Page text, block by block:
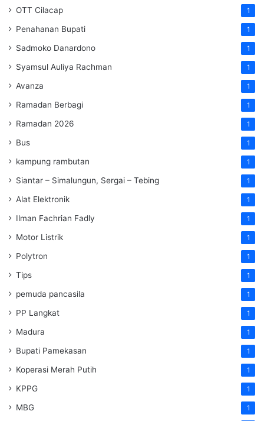
OTT Cilacap 1
Penahanan Bupati 1
Sadmoko Danardono 1
Syamsul Auliya Rachman 1
Avanza 1
Ramadan Berbagi 1
Ramadan 2026 1
Bus 1
kampung rambutan 1
Siantar – Simalungun, Sergai – Tebing 1
Alat Elektronik 1
Ilman Fachrian Fadly 1
Motor Listrik 1
Polytron 1
Tips 1
pemuda pancasila 1
PP Langkat 1
Madura 1
Bupati Pamekasan 1
Koperasi Merah Putih 1
KPPG 1
MBG 1